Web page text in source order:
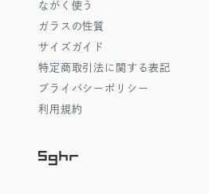
ながく使う
ガラスの性質
サイズガイド
特定商取引法に関する表記
プライバシーポリシー
利用規約